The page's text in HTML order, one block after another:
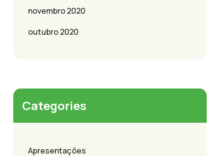
novembro 2020
outubro 2020
Categories
Apresentações